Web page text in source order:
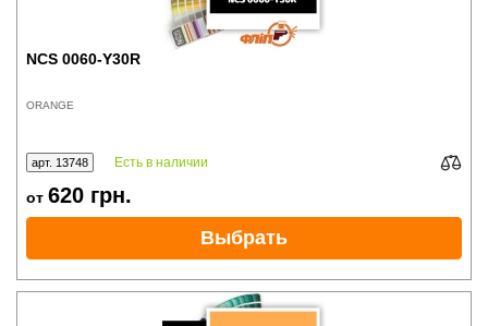
NCS 0060-Y30R
ORANGE
арт. 13748 Есть в наличии
от 620 грн.
Выбрать